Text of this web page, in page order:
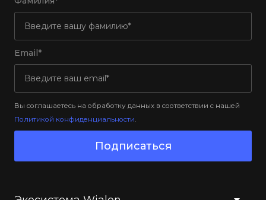
Email*
Вы соглашаетесь на обработку данных в соответствии с нашей
Политикой конфиденциальности.
Подписаться